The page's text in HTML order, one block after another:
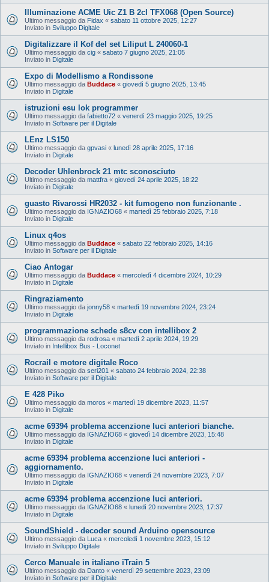
Illuminazione ACME Uic Z1 B 2cl TFX068 (Open Source)
Ultimo messaggio da Fidax « sabato 11 ottobre 2025, 12:27
Inviato in Sviluppo Digitale
Digitalizzare il Kof del set Liliput L 240060-1
Ultimo messaggio da cig « sabato 7 giugno 2025, 21:05
Inviato in Digitale
Expo di Modellismo a Rondissone
Ultimo messaggio da Buddace « giovedì 5 giugno 2025, 13:45
Inviato in Digitale
istruzioni esu lok programmer
Ultimo messaggio da fabietto72 « venerdì 23 maggio 2025, 19:25
Inviato in Software per il Digitale
LEnz LS150
Ultimo messaggio da gpvasi « lunedì 28 aprile 2025, 17:16
Inviato in Digitale
Decoder Uhlenbrock 21 mtc sconosciuto
Ultimo messaggio da mattfra « giovedì 24 aprile 2025, 18:22
Inviato in Digitale
guasto Rivarossi HR2032 - kit fumogeno non funzionante .
Ultimo messaggio da IGNAZIO68 « martedì 25 febbraio 2025, 7:18
Inviato in Digitale
Linux q4os
Ultimo messaggio da Buddace « sabato 22 febbraio 2025, 14:16
Inviato in Software per il Digitale
Ciao Antogar
Ultimo messaggio da Buddace « mercoledì 4 dicembre 2024, 10:29
Inviato in Digitale
Ringraziamento
Ultimo messaggio da jonny58 « martedì 19 novembre 2024, 23:24
Inviato in Digitale
programmazione schede s8cv con intellibox 2
Ultimo messaggio da rodrosa « martedì 2 aprile 2024, 19:29
Inviato in Intellibox Bus - Loconet
Rocrail e motore digitale Roco
Ultimo messaggio da seri201 « sabato 24 febbraio 2024, 22:38
Inviato in Software per il Digitale
E 428 Piko
Ultimo messaggio da moros « martedì 19 dicembre 2023, 11:57
Inviato in Digitale
acme 69394 problema accenzione luci anteriori bianche.
Ultimo messaggio da IGNAZIO68 « giovedì 14 dicembre 2023, 15:48
Inviato in Digitale
acme 69394 problema accenzione luci anteriori -
aggiornamento.
Ultimo messaggio da IGNAZIO68 « venerdì 24 novembre 2023, 7:07
Inviato in Digitale
acme 69394 problema accenzione luci anteriori.
Ultimo messaggio da IGNAZIO68 « lunedì 20 novembre 2023, 17:37
Inviato in Digitale
SoundShield - decoder sound Arduino opensource
Ultimo messaggio da Luca « mercoledì 1 novembre 2023, 15:12
Inviato in Sviluppo Digitale
Cerco Manuale in italiano iTrain 5
Ultimo messaggio da Danto « venerdì 29 settembre 2023, 23:09
Inviato in Software per il Digitale